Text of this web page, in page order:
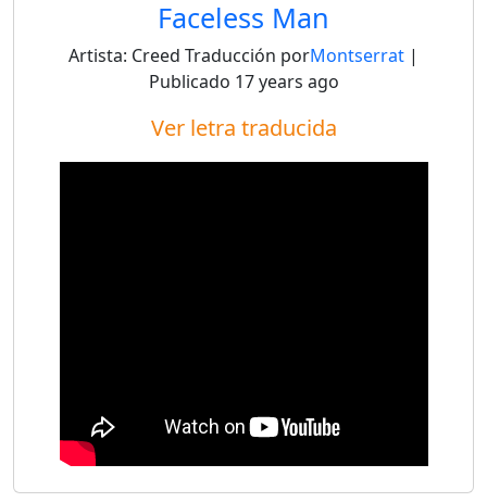
Faceless Man
Artista: Creed Traducción porMontserrat |
Publicado 17 years ago
Ver letra traducida